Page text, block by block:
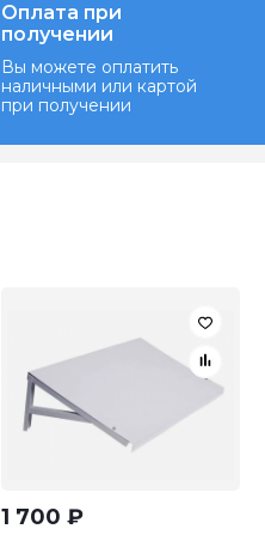
Оплата при
получении
Вы можете оплатить
наличными или картой
при получении
1 700 ₽